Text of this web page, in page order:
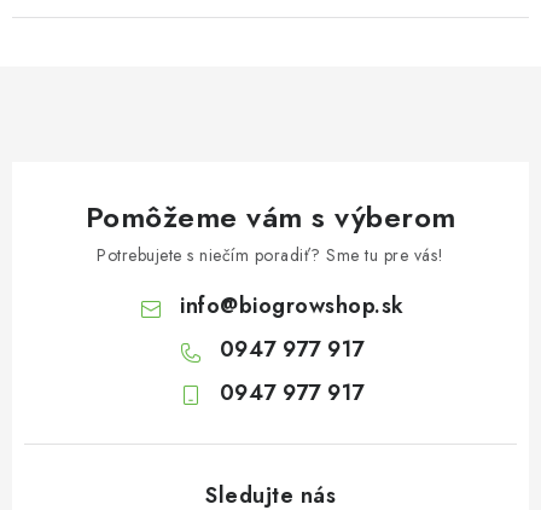
Pomôžeme vám s výberom
Potrebujete s niečím poradiť? Sme tu pre vás!
info@biogrowshop.sk
0947 977 917
0947 977 917